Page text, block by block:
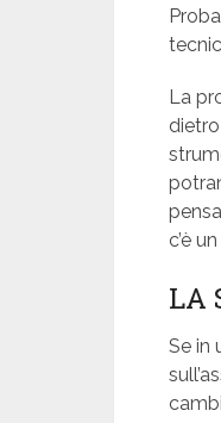
La
c’è
LA
Se in